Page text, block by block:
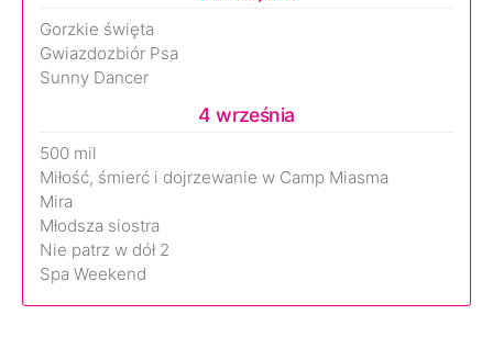
Gorzkie święta
Gwiazdozbiór Psa
Sunny Dancer
4 września
500 mil
Miłość, śmierć i dojrzewanie w Camp Miasma
Mira
Młodsza siostra
Nie patrz w dół 2
Spa Weekend